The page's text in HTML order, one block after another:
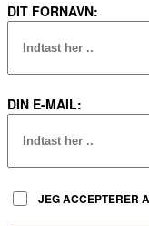
DIT FORNAVN:
DIN E-MAIL:
JEG ACCEPTERER